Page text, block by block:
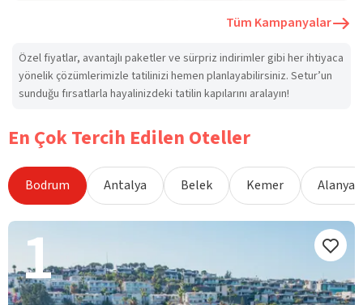
Tüm Kampanyalar
Özel fiyatlar, avantajlı paketler ve sürpriz indirimler gibi her ihtiyaca
yönelik çözümlerimizle tatilinizi hemen planlayabilirsiniz. Setur’un
sunduğu fırsatlarla hayalinizdeki tatilin kapılarını aralayın!
En Çok Tercih Edilen Oteller
Bodrum Antalya Belek Kemer Alanya
1